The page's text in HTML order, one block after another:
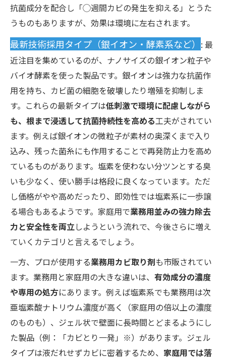
抗菌成分を配合し「◯週間カビの発生を抑える」とうた
うものもありますが、効果は環境に左右されます。
最新技術採用タイプ（銀イオン・酵素系など） : 最
近注目を集めているのが、ナノサイズの銀イオン粒子や
バイオ酵素を使った製品です。銀イオンは強力な抗菌作
用を持ち、カビ菌の細胞を破壊したり増殖を抑制しま
す。これらの最新タイプは低刺激で環境に配慮しながら
も、根まで浸透して抗菌持続性を高める工夫がされてい
ます。例えば銀イオンの微粒子が素材の奥深くまで入り
込み、残った菌糸にも作用することで再発防止力を高め
ているものがあります。塩素を使わない分ツンとする臭
いも少なく、使い勝手は格段に良くなっています。ただ
し価格がやや高めだったり、即効性では塩素系に一歩譲
る場合もあるようです。家庭用で業務用並みの強力除去
力と安全性を両立しようという流れで、今後さらに増え
ていくカテゴリと言えるでしょう。
一方、プロが使用する業務用カビ取り剤も市販されてい
ます。業務用と家庭用の大きな違いは、 有効成分の濃度
や専用の処方にあります。例えば塩素系でも業務用は次
亜塩素酸ナトリウム濃度が高く（家庭用の倍以上の濃度
のものも）、ジェル状で壁面に長時間とどまるようにし
た製品（例：「カビとり一発」※）があります。ジェル
タイプは液だれせずカビに密着するため、 家庭用では落